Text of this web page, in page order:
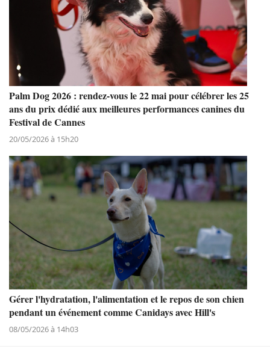
Palm Dog 2026 : rendez-vous le 22 mai pour célébrer les 25
ans du prix dédié aux meilleures performances canines du
Festival de Cannes
20/05/2026 à 15h20
Gérer l'hydratation, l'alimentation et le repos de son chien
pendant un événement comme Canidays avec Hill's
08/05/2026 à 14h03